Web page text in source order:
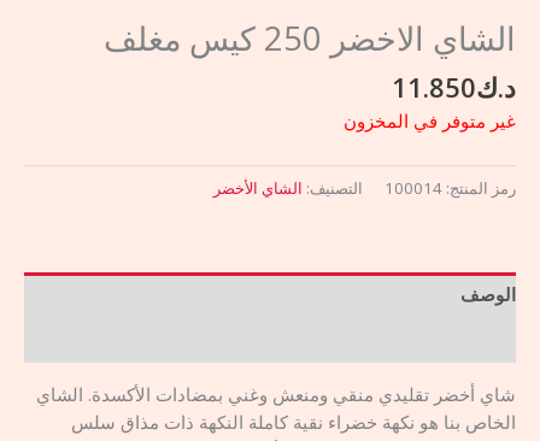
الشاي الاخضر 250 كيس مغلف
د.ك11.850
غير متوفر في المخزون
رمز المنتج: 100014 التصنيف: الشاي الأخضر
الوصف
شاي أخضر تقليدي منقي ومنعش وغني بمضادات الأكسدة. الشاي
الخاص بنا هو نكهة خضراء نقية كاملة النكهة ذات مذاق سلس